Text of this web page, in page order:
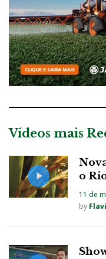
Vídeos mais
o
11 de
by